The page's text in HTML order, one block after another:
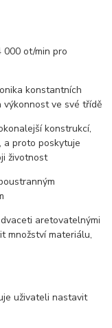
000 ot/min pro
konstantních
ve své třídě
konstrukcí,
a proto poskytuje
životnost
aretovatelnými
množství materiálu,
uživateli nastavit